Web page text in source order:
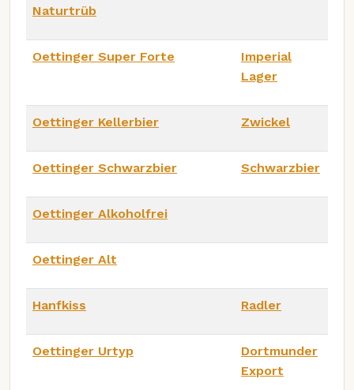
Naturtrüb
Oettinger Super Forte
Imperial
Lager
Oettinger Kellerbier Zwickel
Oettinger Schwarzbier Schwarzbier
Oettinger Alkoholfrei
Oettinger Alt
Hanfkiss Radler
Oettinger Urtyp
Dortmunder
Export